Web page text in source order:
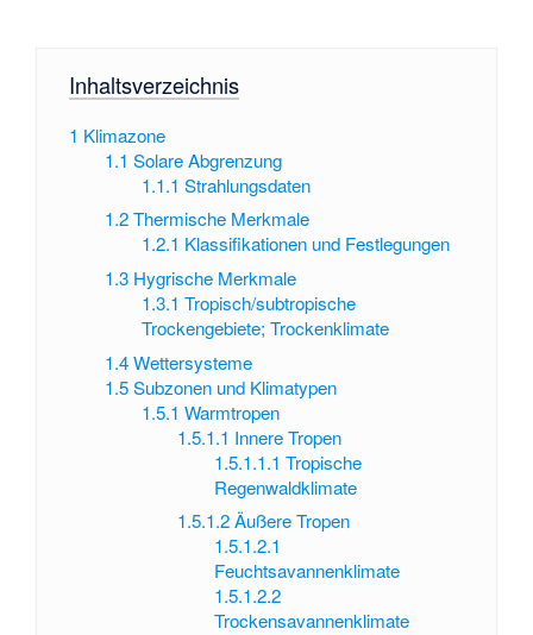
Inhaltsverzeichnis
1 Klimazone
1.1 Solare Abgrenzung
1.1.1 Strahlungsdaten
1.2 Thermische Merkmale
1.2.1 Klassifikationen und Festlegungen
1.3 Hygrische Merkmale
1.3.1 Tropisch/subtropische
Trockengebiete; Trockenklimate
1.4 Wettersysteme
1.5 Subzonen und Klimatypen
1.5.1 Warmtropen
1.5.1.1 Innere Tropen
1.5.1.1.1 Tropische
Regenwaldklimate
1.5.1.2Äußere Tropen
1.5.1.2.1
Feuchtsavannenklimate
1.5.1.2.2
Trockensavannenklimate